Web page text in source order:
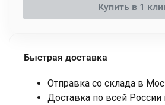
Купить в 1
Быстрая доставка
Отправка со склада в
Доставка по всей России